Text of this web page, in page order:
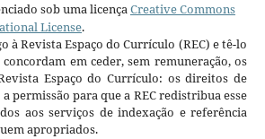
sob uma licençaCreative Commons
License.
à Revista Espaço do Currículo (REC) e tê-lo
em ceder, sem remuneração, os
Espaço do Currículo: os direitos de
permissão para que a REC redistribua esse
aos serviços de indexação e referência
apropriados.